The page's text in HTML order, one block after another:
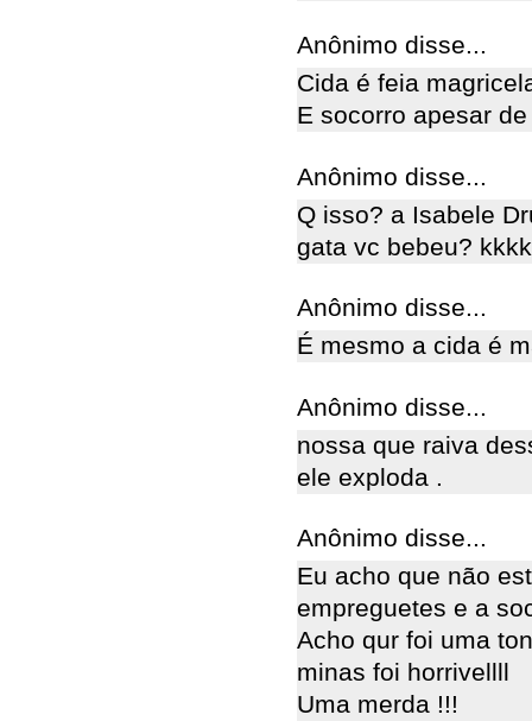
Anônimo disse...
Cida é feia
E socorro apesar
Anônimo disse...
Q isso? a Isabele
gata vc bebeu? kkkk
Anônimo disse...
É mesmo a cida é
Anônimo disse...
nossa que raiva
ele exploda .
Anônimo disse...
Eu acho que não
empreguetes e a
Acho qur foi uma
minas foi horrivellll
Uma merda !!!